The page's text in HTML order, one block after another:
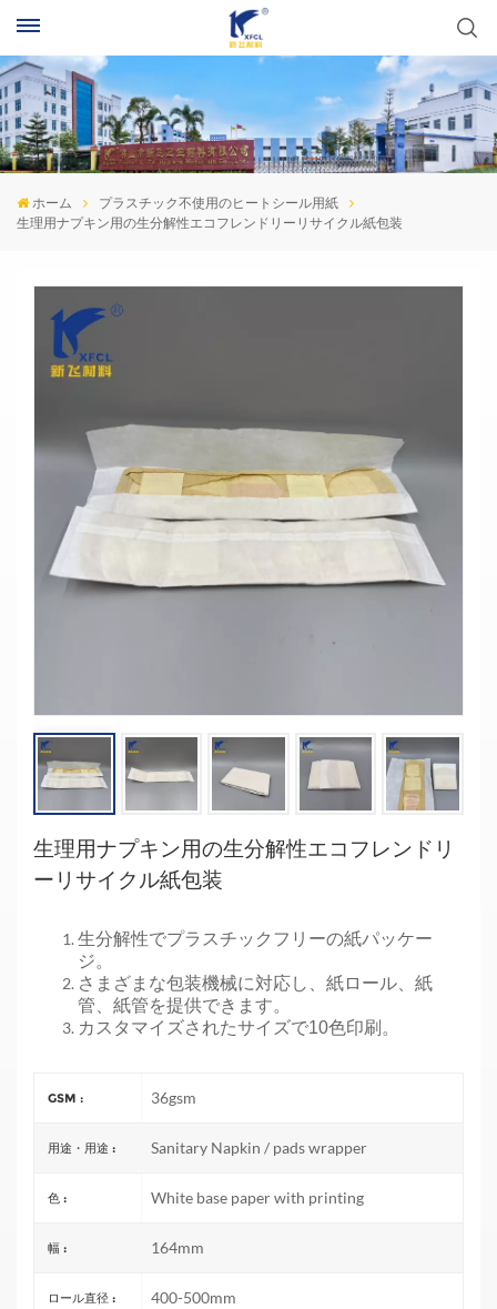
ホーム
プラスチック不使用のヒートシール用紙
生理用ナプキン用の生分解性エコフレンドリーリサイクル紙包装
生理用ナプキン用の生分解性エコフレンドリ
ーリサイクル紙包装
生分解性でプラスチックフリーの紙パッケー
ジ。
さまざまな包装機械に対応し、紙ロール、紙
管、紙管を提供できます。
カスタマイズされたサイズで10色印刷。
GSM : 36gsm
用途・用途 : Sanitary Napkin / pads wrapper
色 : White base paper with printing
幅 : 164mm
ロール直径 : 400-500mm